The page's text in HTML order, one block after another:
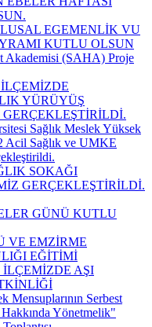
EGEMENLİK VU
KUTLU OLSUN
Akademisi (SAHA) Proje
YÜRÜYÜŞ
Sağlık Meslek Yüksek
Acil Sağlık ve UMKE
SOKAĞI
GERÇEKLEŞTİRİLDİ.
GÜNÜ KUTLU
VE EMZİRME
EĞİTİMİ
AŞI
Mensuplarının Serbest
Hakkında Yönetmelik"